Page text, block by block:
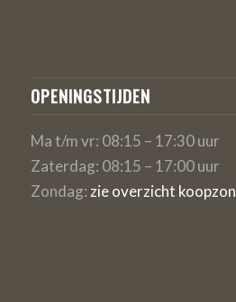
OPENINGSTIJDEN
Ma t/m vr: 08:15 – 17:30 uur
Zaterdag: 08:15 – 17:00 uur
Zondag: zie overzicht